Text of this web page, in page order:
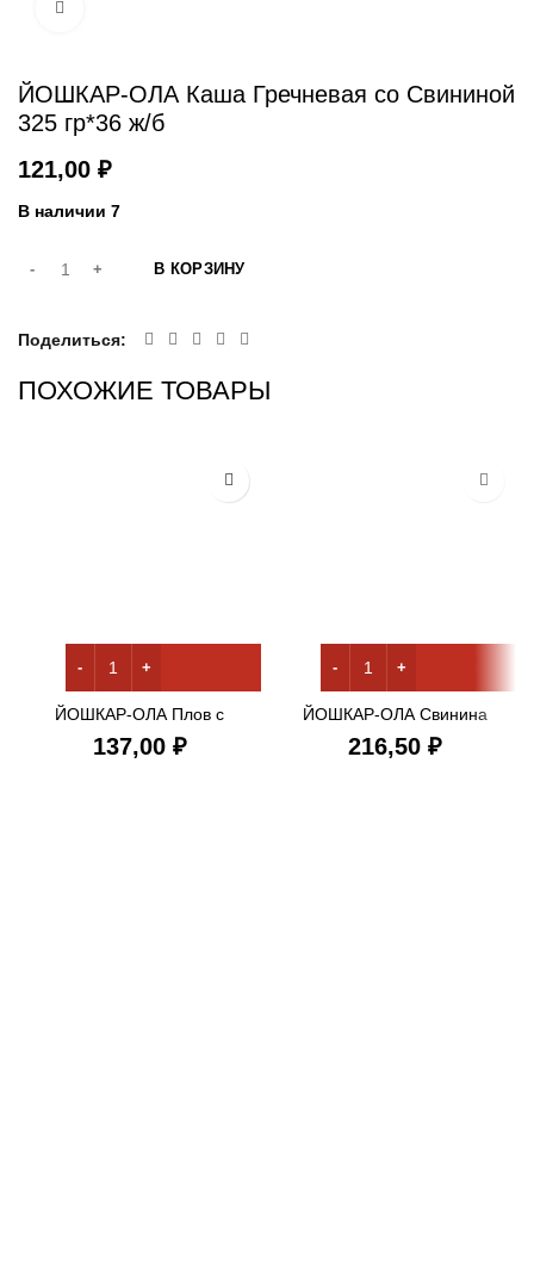
ЙОШКАР-ОЛА Каша Гречневая со Свининой
325 гр*36 ж/б
₽
В наличии 7
В КОРЗИНУ
Поделиться
ПОХОЖИЕ ТОВАРЫ
ЙОШКАР-ОЛА Плов с
Говядиной 325 гр*36 ж/б
₽
ЙОШКАР-ОЛА Свинина
тушеная в/с 325 гр*36 ж/б
₽